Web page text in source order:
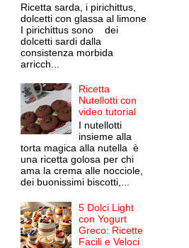
Ricetta sarda, i pirichittus,
dolcetti con glassa al limone
I pirichittus sono dei
dolcetti sardi dalla
consistenza morbida
arricch...
Ricetta
Nutellotti con
video tutorial
I nutellotti
insieme alla
torta magica alla nutella è
una ricetta golosa per chi
ama la crema alle nocciole,
dei buonissimi biscotti,...
5 Dolci Light
con Yogurt
Greco: Ricette
Facili e Veloci